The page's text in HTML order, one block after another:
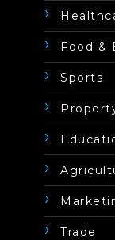
Food &
Sports
Trade